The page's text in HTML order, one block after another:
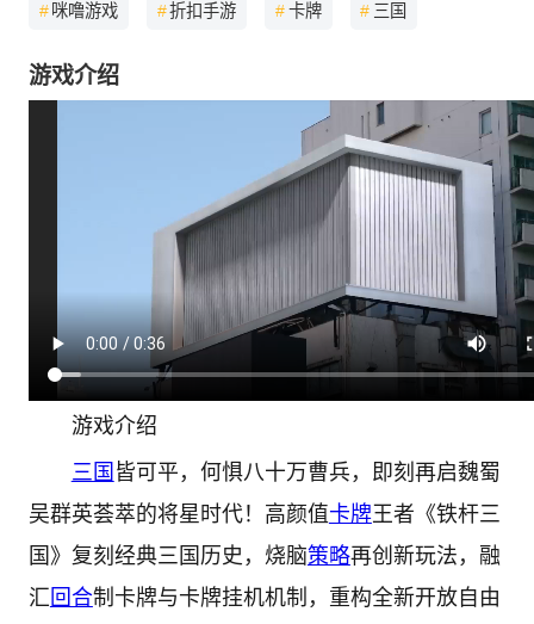
#咪噜游戏 #折扣手游 #卡牌 # 三国
游戏介绍
游戏介绍
三国 皆可平，何惧八十万曹兵，即刻再启魏蜀
吴群英荟萃的将星时代！高颜值卡牌王者《铁杆三
国》复刻经典三国历史，烧脑策略再创新玩法，融
汇 回合制卡牌与卡牌挂机机制，重构全新开放自由